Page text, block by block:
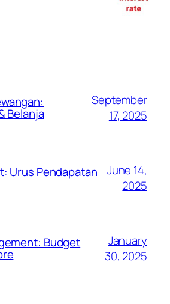
Belanja
September
17, 2025
Urus Pendapatan
June 14,
2025
Budget
January
30, 2025